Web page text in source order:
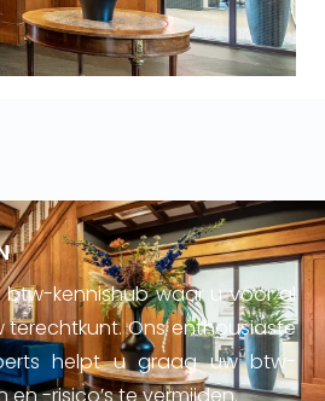
btw-kennishub waar u voor al
Ons enthousiaste
helpt u graag uw btw-
en -risico’s te vermijden.